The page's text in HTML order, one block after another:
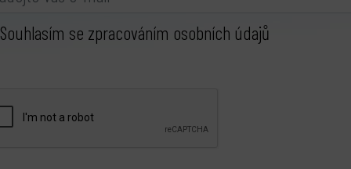
Souhlasím se zpracováním osobních údajů